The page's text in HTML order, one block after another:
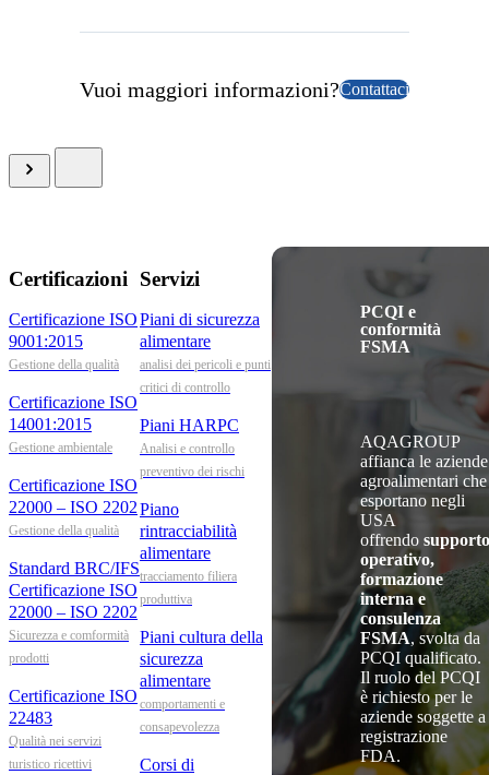
Vuoi maggiori informazioni?Contattaci
Certificazioni
Certificazione ISO
9001:2015
Gestione della qualità
Certificazione ISO
14001:2015
Gestione ambientale
Certificazione ISO
22000 – ISO 2202
Gestione della qualità
Standard BRC/IFS
Certificazione ISO
22000 – ISO 2202
Sicurezza e comformità
prodotti
Certificazione ISO
22483
Qualità nei servizi
turistico ricettivi
Servizi
Piani di sicurezza
alimentare
analisi dei pericoli e punti
critici di controllo
Piani HARPC
Analisi e controllo
preventivo dei rischi
Piano
rintracciabilità
alimentare
tracciamento filiera
produttiva
Piani cultura della
sicurezza
alimentare
comportamenti e
consapevolezza
Corsi di
PCQI e
conformità
FSMA
AQAGROUP
affianca le aziende
agroalimentari che
esportano negli
USA
offrendo supporto
operativo,
formazione
interna e
consulenza
FSMA, svolta da
PCQI qualificato.
Il ruolo del PCQI
è richiesto per le
aziende soggette a
registrazione
FDA.